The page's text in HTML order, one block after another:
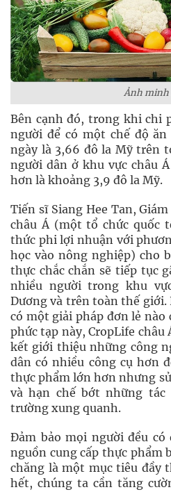
Ảnh minh
Bên cạnh đó, trong khi chi
người để có một chế độ
ngày là 3,66 đô la Mỹ trên
người dân ở khu vực châu
hơn là khoảng 3,9 đô la Mỹ.
Tiến sĩ Siang Hee Tan,
châu Á (một tổ chức quốc
thức phi lợi nhuận với
học vào nông nghiệp) cho
thực chắc chắn sẽ tiếp tục
nhiều người trong khu
Dương và trên toàn thế giới.
có một giải pháp đơn lẻ nào
phức tạp này, CropLife châu
kết giới thiệu những công
dân có nhiều công cụ hơn
thực phẩm lớn hơn nhưng
và hạn chế bớt những
trường xung quanh.
Đảm bảo mọi người đều có
nguồn cung cấp thực phẩm
chăng là một mục tiêu đầy
hết, chúng ta cần tăng